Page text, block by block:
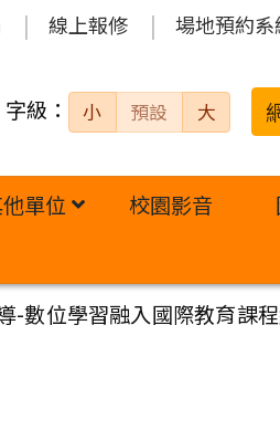
線上報修 場地預約系
字級： 小 預設 大
單位 校園影音
-數位學習融入國際教育課